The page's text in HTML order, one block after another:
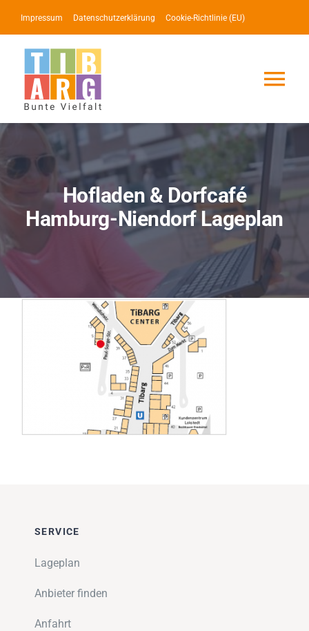
Inhalt
springen
Impressum Datenschutzerklärung Cookie-Richtlinie (EU)
Service
News
Hofladen & Dorfcafé
Hamburg-Niendorf Lageplan
SERVICE
Lageplan
Anbieter finden
Anfahrt